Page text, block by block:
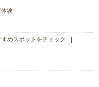
験
めスポットをチェック